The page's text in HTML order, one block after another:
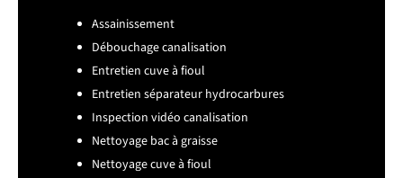
Assainissement
Débouchage canalisation
Entretien cuve à fioul
Entretien séparateur hydrocarbures
Inspection vidéo canalisation
Nettoyage bac à graisse
Nettoyage cuve à fioul